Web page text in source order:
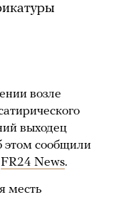
возле
выходец
этом сообщили
FR24 News.
месть